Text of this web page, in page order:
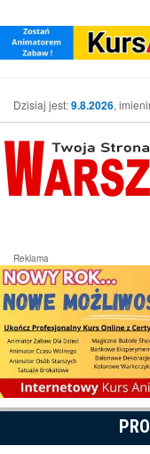
Dzisiaj jest:9.8.2026,
Reklama